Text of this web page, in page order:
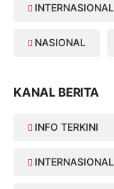
INTERNASIONAL
NASIONAL
KANAL BERITA
INFO TERKINI
INTERNASIONAL